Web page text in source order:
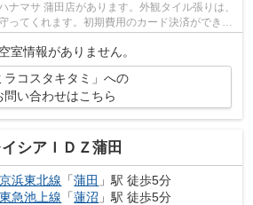
ナマサ 蒲田店があります。外観タイル張りは、
ってくれます。初期費用のカード決済ができま
室情報がありません。
ラコスタキタミ」への
問い合わせはこちら
シアＩＤＺ蒲田
京浜東北線 「蒲田 」駅 徒歩5分
東急池上線 「蓮沼 」駅 徒歩5分